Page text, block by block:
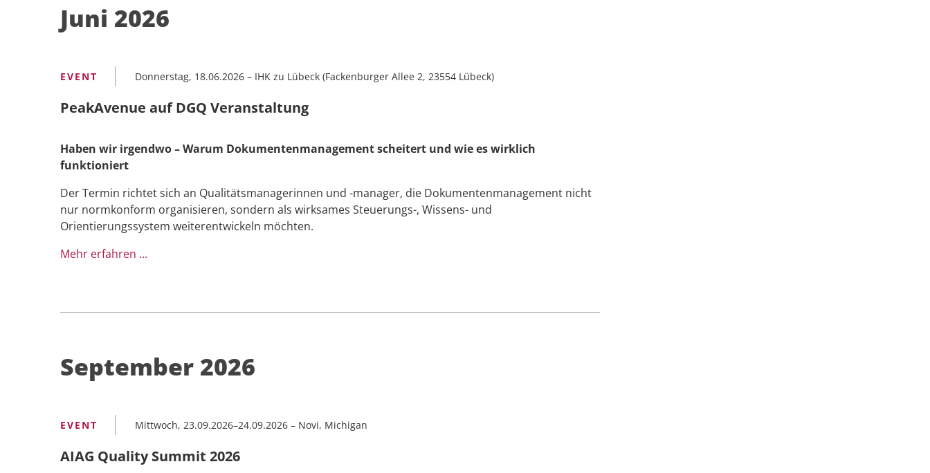
Juni 2026
Donnerstag, 18.06.2026– IHK zu Lübeck (Fackenburger Allee 2, 23554 Lübeck)
PeakAvenue auf DGQ Veranstaltung
Haben wir irgendwo – Warum Dokumentenmanagement scheitert und wie es wirklich
funktioniert
Der Termin richtet sich an Qualitätsmanagerinnen und -manager, die Dokumentenmanagement nicht
nur normkonform organisieren, sondern als wirksames Steuerungs-, Wissens- und
Orientierungssystem weiterentwickeln möchten.
Mehr erfahren ...
September 2026
Mittwoch, 23.09.2026–24.09.2026– Novi, Michigan
AIAG Quality Summit 2026